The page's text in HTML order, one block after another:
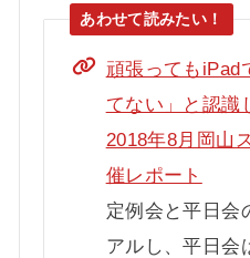
頑張ってもiPad
てない」と認識
2018年8月岡山
催レポート
定例会と平日会
アルし、平日会